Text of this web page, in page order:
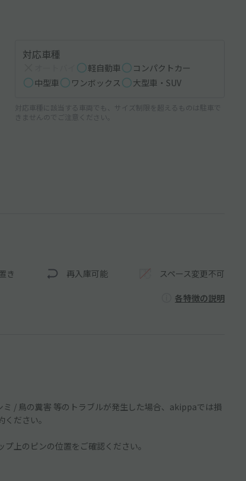
対応車種
軽自動車
コンパクトカー
中型車
ワンボックス 大型車・SUV
対応車種に該当する車両でも、サイズ制限を超えるものは駐車で
きませんのでご注意ください。
き 再入庫可能 スペース変更不可
各特徴の説明
/ 鳥の糞害 等のトラブルが発生した場合、akippaでは損
ださい。
上のピンの位置をご確認ください。